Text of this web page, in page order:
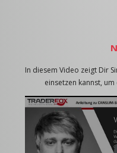
In diesem Video zeigt Dir
einsetzen kannst,